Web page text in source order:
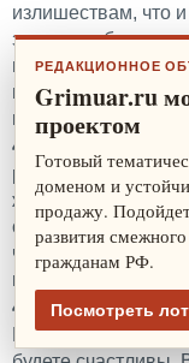
излишествам, что
злоупотребляли
изменяла, это и
воплощении.
психикой.
45
разочарований. Но
желания трудиться
способности. В
чужому счастью
несчастны.
46
—
Но если вы
РЕДАКЦИОННОЕ
Grimuar.ru
проектом
Готовый
доменом и
продажу.
развития
гражданам РФ.
Посмотреть